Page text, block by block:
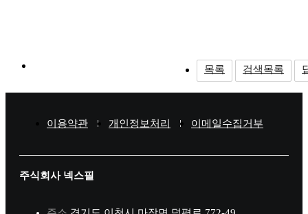
목록 검색목록
이용약관 개인정보처리 이메일수집거부
주식회사 넥스필